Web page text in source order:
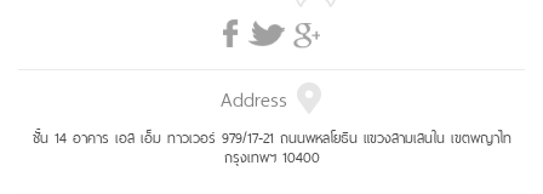
Address
ชั้น 14 อาคาร เอส เอ็ม ทาวเวอร์ 979/17-21 ถนนพหลโยธิน แขวงสามเสนใน เขตพญาไท
กรุงเทพฯ 10400